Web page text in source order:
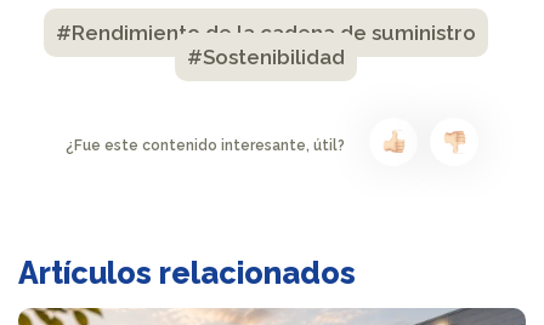
#Rendimiento de la cadena de suministro
#Sostenibilidad
¿Fue este contenido interesante, útil?
Artículos relacionados